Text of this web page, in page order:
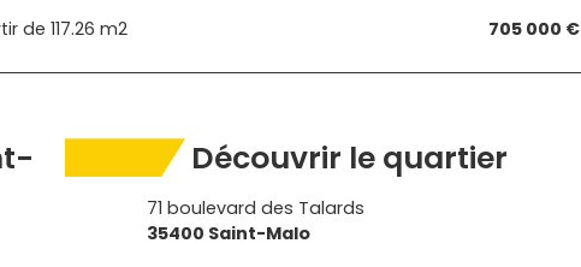
de 117.26 m2 705 000 €
Découvrir le quartier
71 boulevard des Talards
35400 Saint-Malo